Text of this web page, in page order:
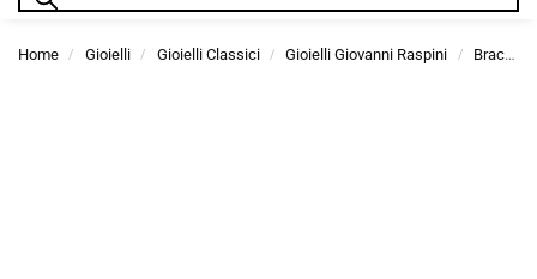
Home / Gioielli / Gioielli Classici / Gioielli Giovanni Raspini / Bracciali Giovanni Raspini